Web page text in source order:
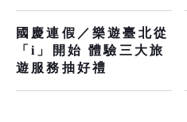
國慶連假／樂遊臺北從
「i」開始 體驗三大旅
遊服務抽好禮